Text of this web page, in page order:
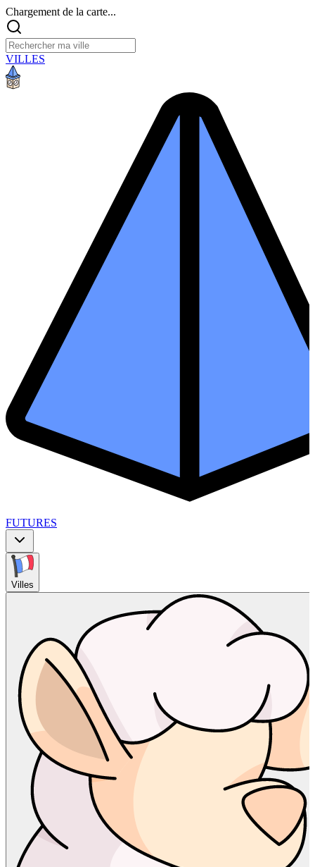
Chargement de la carte...
VILLES
FUTURES
Villes